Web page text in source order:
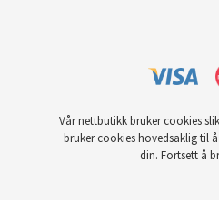
Vår nettbutikk bruker cookies
bruker cookies hovedsaklig til
din. Fortsett å